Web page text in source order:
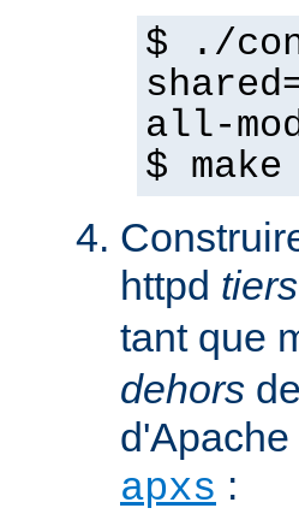
$ ./
all-
$
httpd tiers
tant que
dehors
apxs :